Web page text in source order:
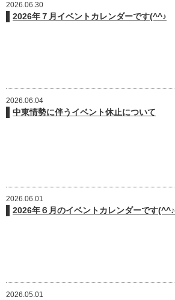
2026.06.30
2026年７月イベントカレンダーです(^^♪
2026.06.04
中東情勢に伴うイベント休止について
2026.06.01
2026年６月のイベントカレンダーです(^^♪
2026.05.01